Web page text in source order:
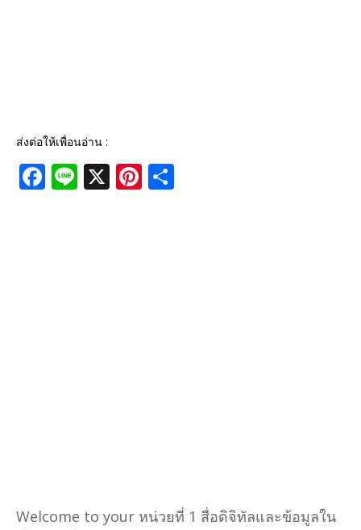
ส่งต่อให้เพื่อนอ่าน :
F Li X Pi
Welcome to your หน่วยที่ 1 สื่อดิจิทัลและข้อมูลใน